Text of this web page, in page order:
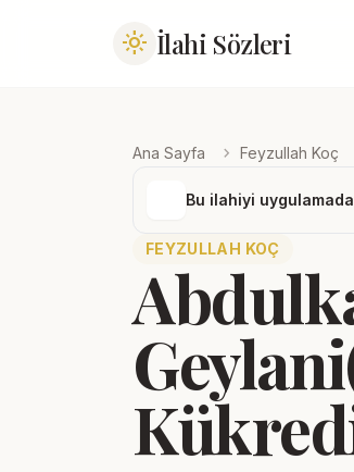
light_mode İlahi Sözleri
Ana Sayfa chevron_right Feyzullah Koç
Bu ilahiyi
FEYZULLAH KOÇ